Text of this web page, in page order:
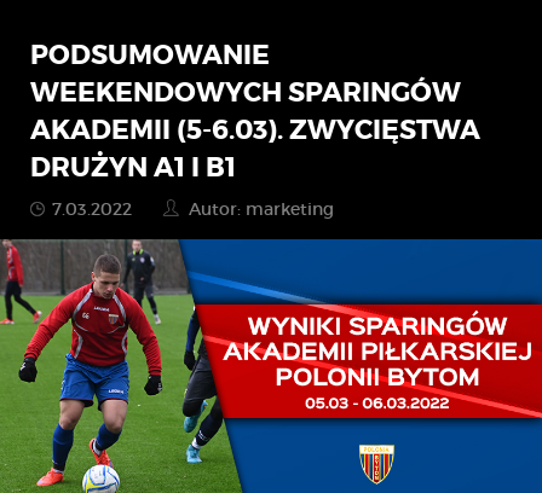
PODSUMOWANIE
WEEKENDOWYCH SPARINGÓW
AKADEMII (5-6.03). ZWYCIĘSTWA
DRUŻYN A1 I B1
7.03.2022 Autor: marketing